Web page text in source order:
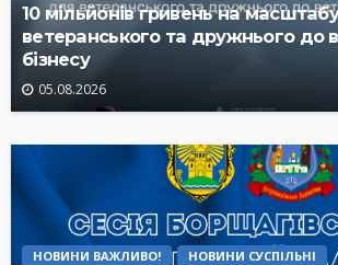
10 мільйонів гривень на
ветеранського та дружнього до
бізнесу
05.08.2026
НОВИНИ ВАЖЛИВО! НОВИНИ СУСПІЛЬНІ